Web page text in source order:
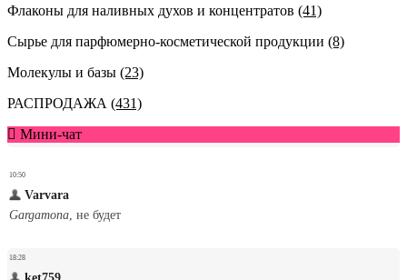
Флаконы для наливных духов и концентратов (41)
Сырье для парфюмерно-косметической продукции (8)
Молекулы и базы (23)
РАСПРОДАЖА (431)
Мини-чат